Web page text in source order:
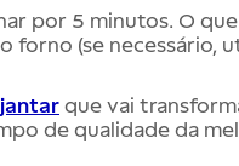
por 5 minutos. O
forno (se necessário,
que vai
de qualidade da